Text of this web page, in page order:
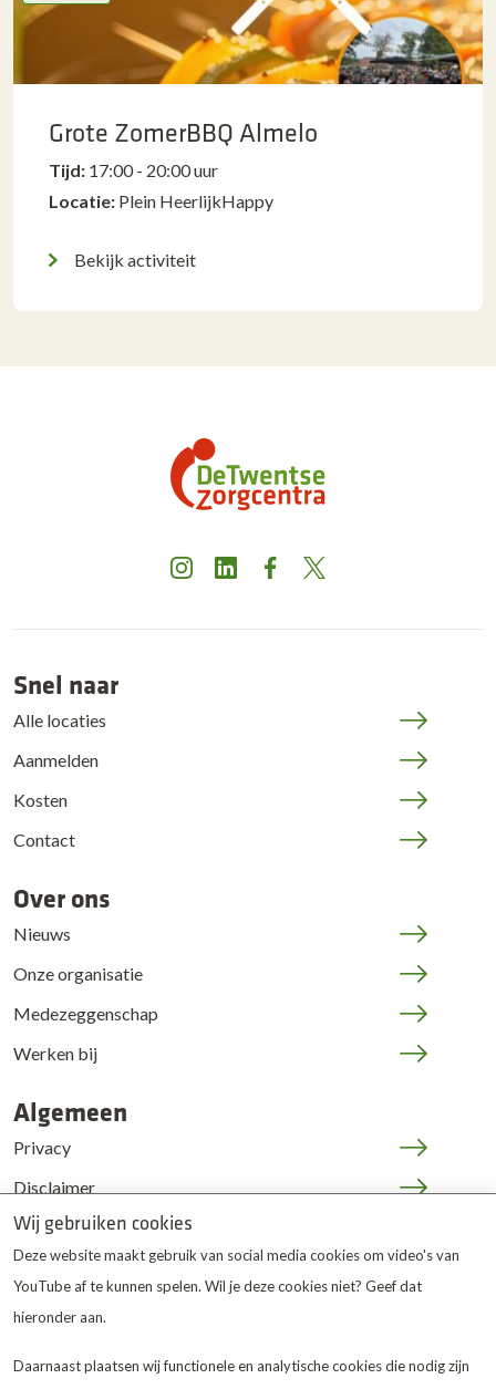
Grote ZomerBBQ Almelo
Tijd: 17:00 - 20:00 uur
Locatie: Plein HeerlijkHappy
Bekijk activiteit
InstagramLinkedInFacebook
X
Snel naar
Alle locaties
Aanmelden
Kosten
Contact
Over ons
Nieuws
Onze organisatie
Medezeggenschap
Werken bij
Algemeen
Privacy
Disclaimer
Cookies
JOP | medewerkers
Wij gebruiken cookies
Deze website maakt gebruik van social media cookies om video's van
YouTube af te kunnen spelen. Wil je deze cookies niet? Geef dat
hieronder aan.
Daarnaast plaatsen wij functionele en analytische cookies die nodig zijn